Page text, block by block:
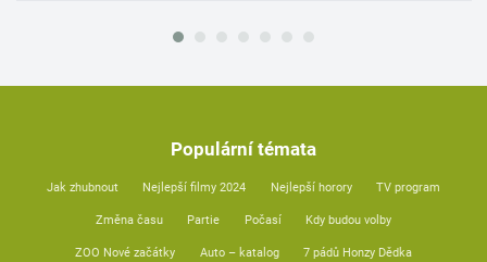
Populární témata
Jak zhubnout Nejlepší filmy 2024 Nejlepší horory TV program
Změna času Partie Počasí Kdy budou volby
ZOO Nové začátky Auto – katalog 7 pádů Honzy Dědka